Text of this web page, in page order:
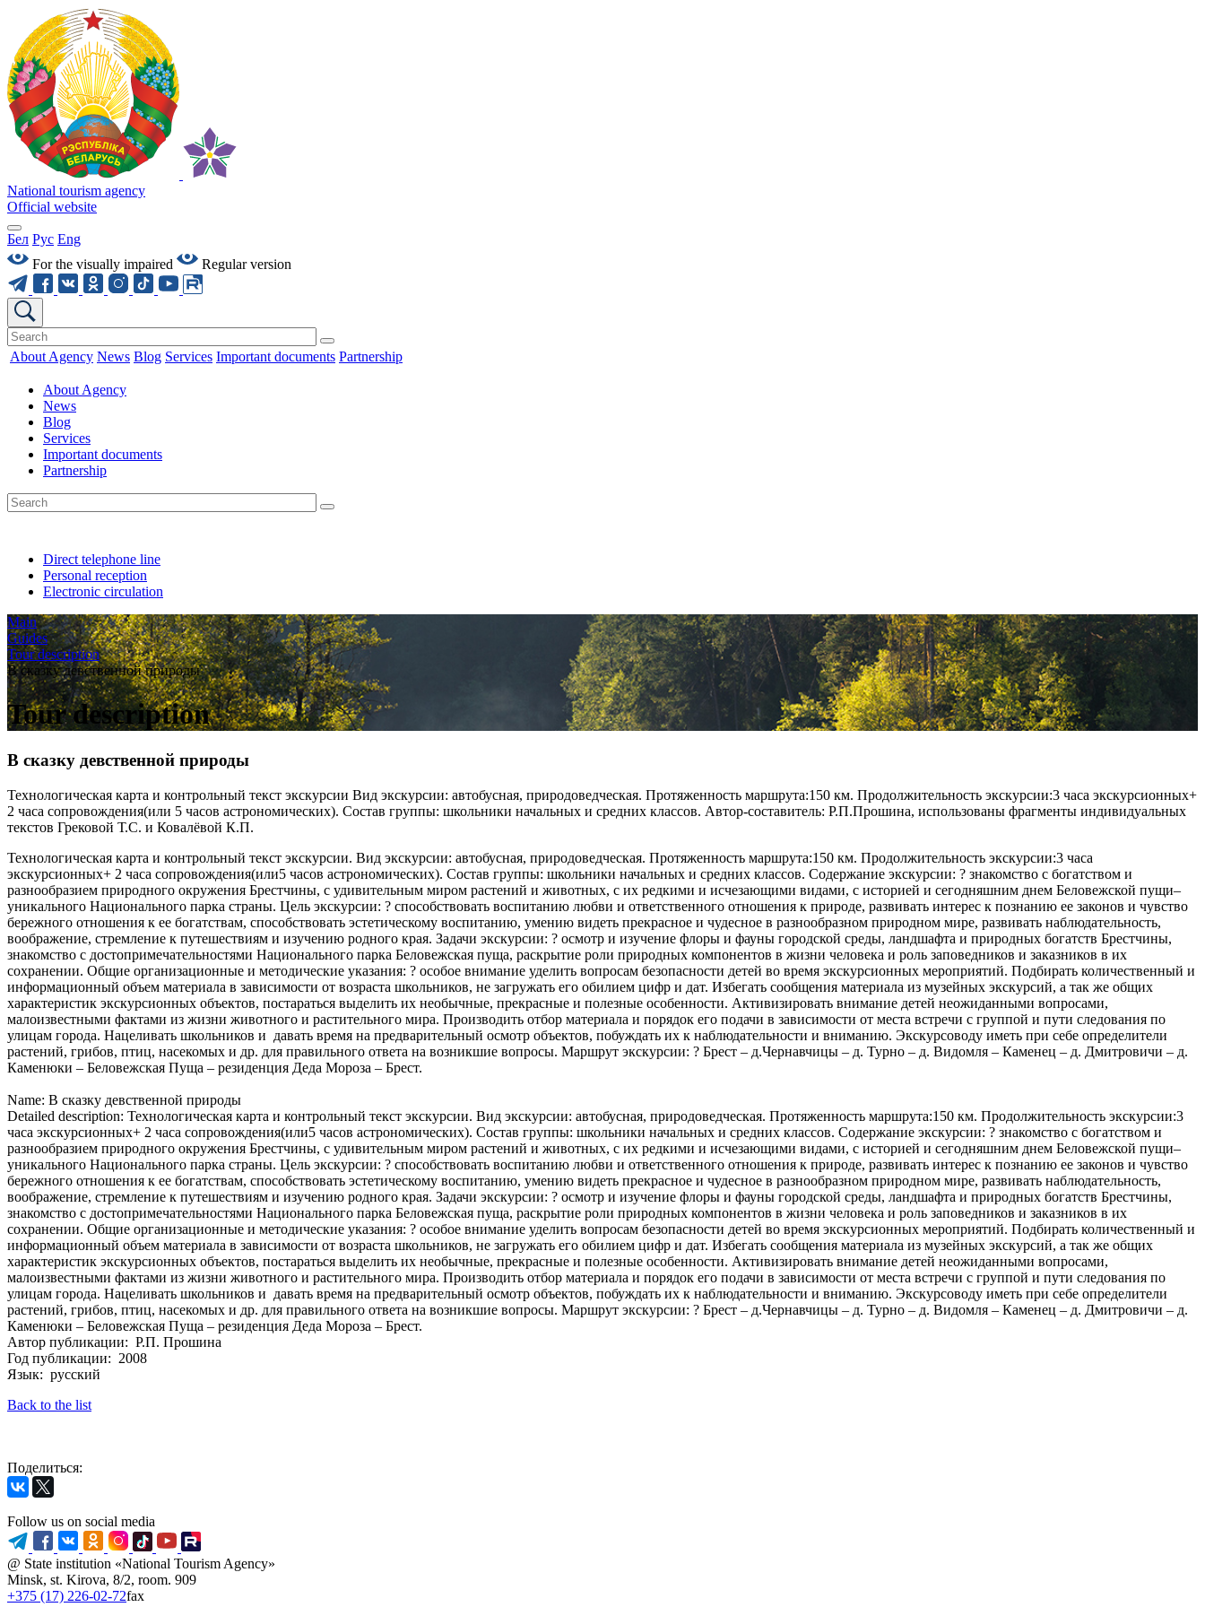
National tourism agency
Official website
Бел Рус Eng
For the visually impaired
Regular version
About Agency News Blog Services Important documents Partnership
About Agency
News
Blog
Services
Important documents
Partnership
Direct telephone line
Personal reception
Electronic circulation
Main
Guides
Tour description
В сказку девственной природы
Tour description
В сказку девственной природы
Технологическая карта и контрольный текст экскурсии Вид экскурсии: автобусная, природоведческая. Протяженность маршрута:150 км. Продолжительность экскурсии:3 часа экскурсионных+
2 часа сопровождения(или 5 часов астрономических). Состав группы: школьники начальных и средних классов. Автор-составитель: Р.П.Прошина, использованы фрагменты индивидуальных
текстов Грековой Т.С. и Ковалёвой К.П.
Технологическая карта и контрольный текст экскурсии. Вид экскурсии: автобусная, природоведческая. Протяженность маршрута:150 км. Продолжительность экскурсии:3 часа
экскурсионных+ 2 часа сопровождения(или5 часов астрономических). Состав группы: школьники начальных и средних классов. Содержание экскурсии: ? знакомство с богатством и
разнообразием природного окружения Брестчины, с удивительным миром растений и животных, с их редкими и исчезающими видами, с историей и сегодняшним днем Беловежской пущи–
уникального Национального парка страны. Цель экскурсии: ? способствовать воспитанию любви и ответственного отношения к природе, развивать интерес к познанию ее законов и чувство
бережного отношения к ее богатствам, способствовать эстетическому воспитанию, умению видеть прекрасное и чудесное в разнообразном природном мире, развивать наблюдательность,
воображение, стремление к путешествиям и изучению родного края. Задачи экскурсии: ? осмотр и изучение флоры и фауны городской среды, ландшафта и природных богатств Брестчины,
знакомство с достопримечательностями Национального парка Беловежская пуща, раскрытие роли природных компонентов в жизни человека и роль заповедников и заказников в их
сохранении. Общие организационные и методические указания: ? особое внимание уделить вопросам безопасности детей во время экскурсионных мероприятий. Подбирать количественный и
информационный объем материала в зависимости от возраста школьников, не загружать его обилием цифр и дат. Избегать сообщения материала из музейных экскурсий, а так же общих
характеристик экскурсионных объектов, постараться выделить их необычные, прекрасные и полезные особенности. Активизировать внимание детей неожиданными вопросами,
малоизвестными фактами из жизни животного и растительного мира. Производить отбор материала и порядок его подачи в зависимости от места встречи с группой и пути следования по
улицам города. Нацеливать школьников и давать время на предварительный осмотр объектов, побуждать их к наблюдательности и вниманию. Экскурсоводу иметь при себе определители
растений, грибов, птиц, насекомых и др. для правильного ответа на возникшие вопросы. Маршрут экскурсии: ? Брест – д.Чернавчицы – д. Турно – д. Видомля – Каменец – д. Дмитровичи – д.
Каменюки – Беловежская Пуща – резиденция Деда Мороза – Брест.
Name: В сказку девственной природы
Detailed description: Технологическая карта и контрольный текст экскурсии. Вид экскурсии: автобусная, природоведческая. Протяженность маршрута:150 км. Продолжительность экскурсии:3
часа экскурсионных+ 2 часа сопровождения(или5 часов астрономических). Состав группы: школьники начальных и средних классов. Содержание экскурсии: ? знакомство с богатством и
разнообразием природного окружения Брестчины, с удивительным миром растений и животных, с их редкими и исчезающими видами, с историей и сегодняшним днем Беловежской пущи–
уникального Национального парка страны. Цель экскурсии: ? способствовать воспитанию любви и ответственного отношения к природе, развивать интерес к познанию ее законов и чувство
бережного отношения к ее богатствам, способствовать эстетическому воспитанию, умению видеть прекрасное и чудесное в разнообразном природном мире, развивать наблюдательность,
воображение, стремление к путешествиям и изучению родного края. Задачи экскурсии: ? осмотр и изучение флоры и фауны городской среды, ландшафта и природных богатств Брестчины,
знакомство с достопримечательностями Национального парка Беловежская пуща, раскрытие роли природных компонентов в жизни человека и роль заповедников и заказников в их
сохранении. Общие организационные и методические указания: ? особое внимание уделить вопросам безопасности детей во время экскурсионных мероприятий. Подбирать количественный и
информационный объем материала в зависимости от возраста школьников, не загружать его обилием цифр и дат. Избегать сообщения материала из музейных экскурсий, а так же общих
характеристик экскурсионных объектов, постараться выделить их необычные, прекрасные и полезные особенности. Активизировать внимание детей неожиданными вопросами,
малоизвестными фактами из жизни животного и растительного мира. Производить отбор материала и порядок его подачи в зависимости от места встречи с группой и пути следования по
улицам города. Нацеливать школьников и давать время на предварительный осмотр объектов, побуждать их к наблюдательности и вниманию. Экскурсоводу иметь при себе определители
растений, грибов, птиц, насекомых и др. для правильного ответа на возникшие вопросы. Маршрут экскурсии: ? Брест – д.Чернавчицы – д. Турно – д. Видомля – Каменец – д. Дмитровичи – д.
Каменюки – Беловежская Пуща – резиденция Деда Мороза – Брест.
Автор публикации: Р.П. Прошина
Год публикации: 2008
Язык: русский
Back to the list
Поделиться:
Follow us on social media
@ State institution «National Tourism Agency»
Minsk, st. Kirova, 8/2, room. 909
+375 (17) 226-02-72fax